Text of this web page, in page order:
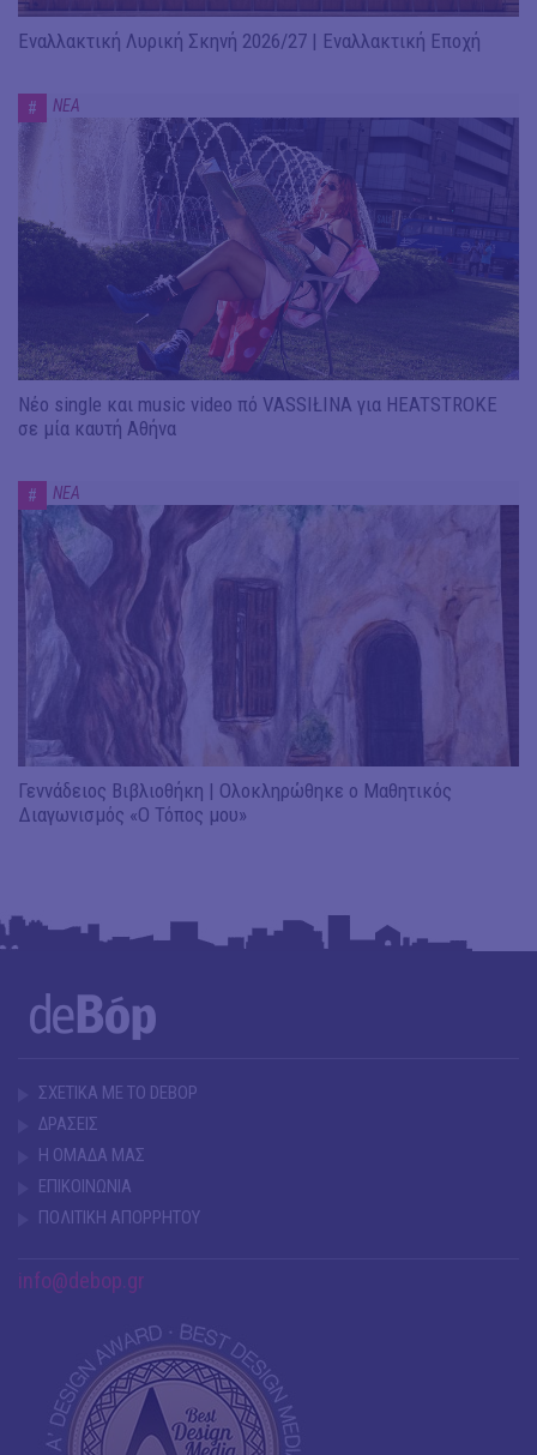
Εναλλακτική Λυρική Σκηνή 2026/27 | Εναλλακτική Εποχή
# ΝΕΑ
Νέο single και music video πό VASSIŁINA για HEATSTROKE
σε μία καυτή Αθήνα
# ΝΕΑ
Γεννάδειος Βιβλιοθήκη | Ολοκληρώθηκε ο Μαθητικός
Διαγωνισμός «Ο Τόπος μου»
ΣΧΕΤΙΚΑ ΜΕ ΤΟ DEBOP
ΔΡΑΣΕΙΣ
Η ΟΜΑΔΑ ΜΑΣ
ΕΠΙΚΟΙΝΩΝΙΑ
ΠΟΛΙΤΙΚΗ ΑΠΟΡΡΗΤΟΥ
info@debop.gr